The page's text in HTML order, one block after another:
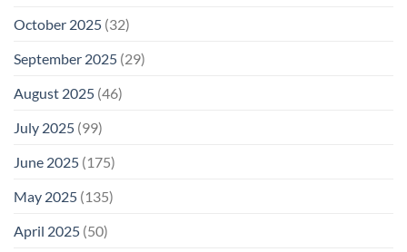
October 2025 (32)
September 2025 (29)
August 2025 (46)
July 2025 (99)
June 2025 (175)
May 2025 (135)
April 2025 (50)